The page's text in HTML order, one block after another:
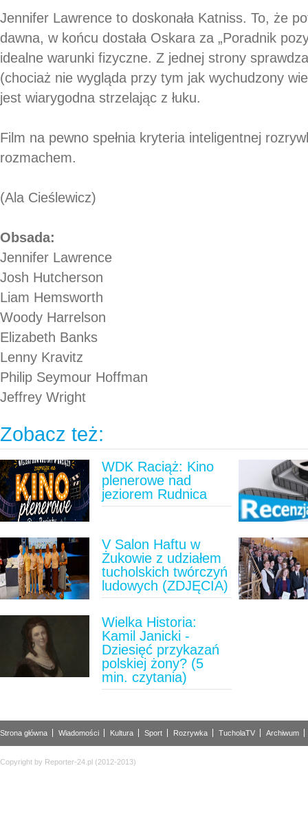
Jennifer Lawrence to doskonała Katniss. To, że
dawna, w końcu dostała Oskara za „Poradnik
idealne warunki fizyczne. Z jednej strony
(chociaż nie wygląda przy tym jak wychudzony
jest wiarygodna strzelając z łuku.
Film na pewno spełnia kryteria inteligentnej
rozmachem.
(Ala Cieślewicz)
Obsada:
Jennifer Lawrence
Josh Hutcherson
Liam Hemsworth
Woody Harrelson
Elizabeth Banks
Lenny Kravitz
Philip Seymour Hoffman
Jeffrey Wright
Zobacz też:
WDK Raciąż: Kino
plenerowe nad
jeziorem Rudnica
V Salon Haftu w
Żukowie z udziałem
tucholskich twórczyń
ludowych (ZDJĘCIA)
Wielka Historia:
Kamil Janicki -
Dziesięć przykazań
polskiej żony? (5
min. czytania)
Strona główna Wiadomości Kultura Sport Rozrywka TucholaTV Archiwum
Copyright by Reporter-24.pl (2012-2013)